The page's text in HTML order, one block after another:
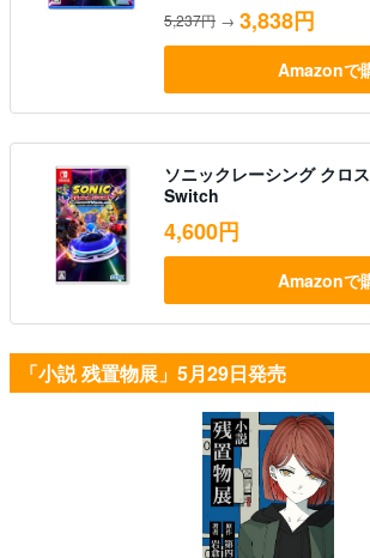
5,237円 → 3,838円
Amazonで
ソニックレーシング クロ
Switch
4,600円
Amazonで
「小説 残置物展」5月29日発売